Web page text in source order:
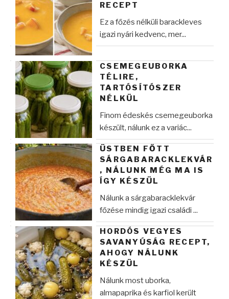
RECEPT
Ez a főzés nélküli barackleves
igazi nyári kedvenc, mer...
CSEMEGEUBORKA
TÉLIRE,
TARTÓSÍTÓSZER
NÉLKÜL
Finom édeskés csemegeuborka
készült, nálunk ez a variác...
ÜSTBEN FŐTT
SÁRGABARACKLEKVÁR
, NÁLUNK MÉG MA IS
ÍGY KÉSZÜL
Nálunk a sárgabaracklekvár
főzése mindig igazi családi ...
HORDÓS VEGYES
SAVANYÚSÁG RECEPT,
AHOGY NÁLUNK
KÉSZÜL
Nálunk most uborka,
almapaprika és karfiol került